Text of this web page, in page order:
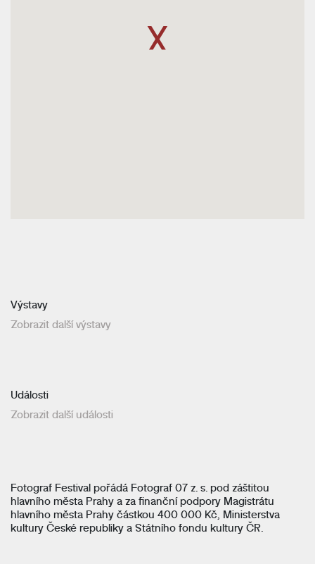
Výstavy
Zobrazit další výstavy
Události
Zobrazit další události
Fotograf Festival pořádá Fotograf 07 z. s. pod záštitou
hlavního města Prahy a za finanční podpory Magistrátu
hlavního města Prahy částkou 400 000 Kč, Ministerstva
kultury České republiky a Státního fondu kultury ČR.